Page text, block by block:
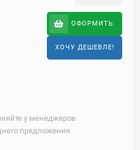
ОФОРМИТЬ
ХОЧУ ДЕШЕВЛЕ!
у менеджеров
предложения